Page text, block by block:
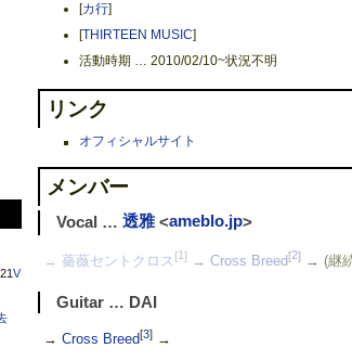
[カ行]
[THIRTEEN MUSIC]
活動時期 … 2010/02/10~状況不明
リンク
オフィシャルサイト
メンバー
Vocal … 透雅<ameblo.jp>
→ 薔薇セントクロス [1] → Cross Breed[2]→ (継続
Guitar … DAI
→ Cross Breed[3]→
V